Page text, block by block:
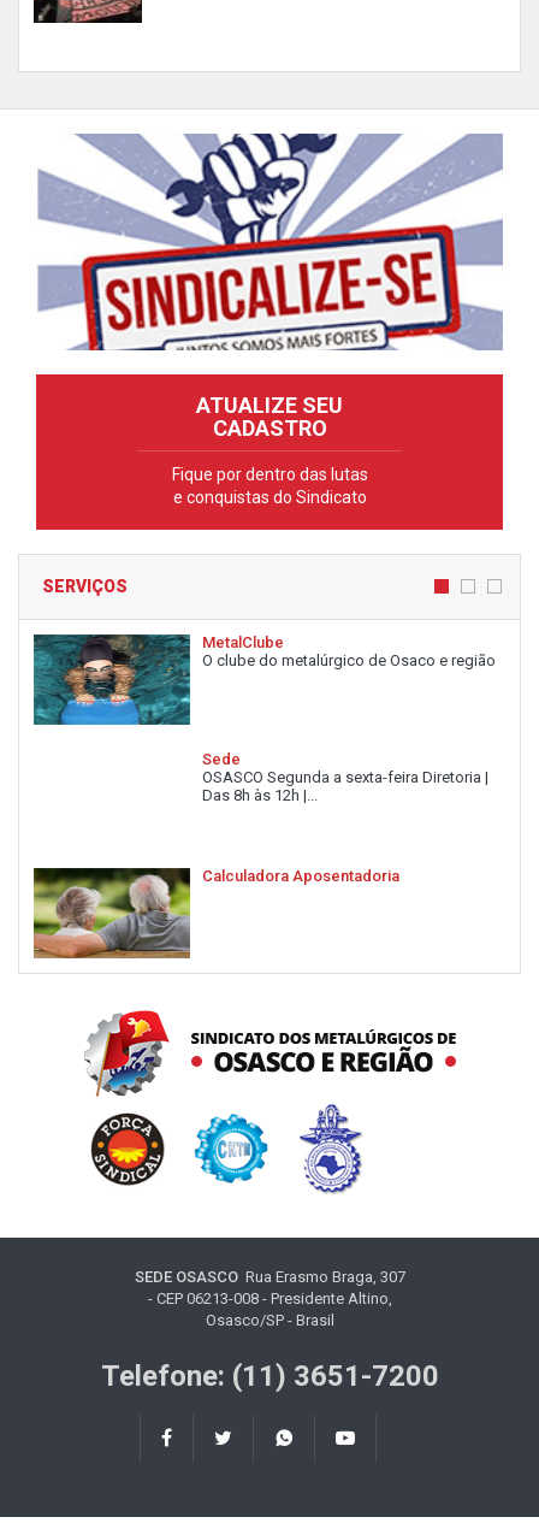
ATUALIZE SEU
CADASTRO
Fique por dentro das lutas
e conquistas do Sindicato
SERVIÇOS
MetalClube
O clube do metalúrgico de Osaco e região
Sede
OSASCO Segunda a sexta-feira Diretoria |
Das 8h às 12h |...
Calculadora Aposentadoria
SEDE OSASCORua Erasmo Braga, 307
- CEP 06213-008 - Presidente Altino,
Osasco/SP - Brasil
Telefone: (11) 3651-7200